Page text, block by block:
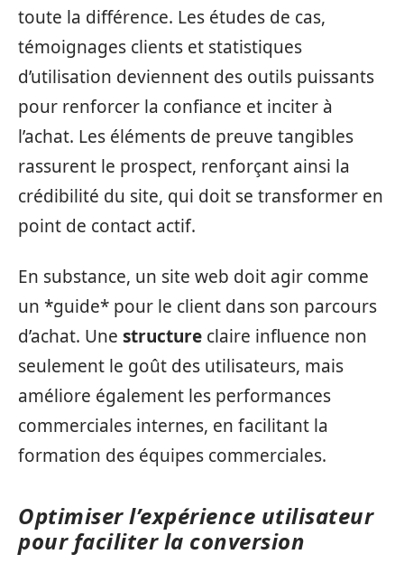
toute la différence. Les études de cas,
témoignages clients et statistiques
d’utilisation deviennent des outils puissants
pour renforcer la confiance et inciter à
l’achat. Les éléments de preuve tangibles
rassurent le prospect, renforçant ainsi la
crédibilité du site, qui doit se transformer en
point de contact actif.
En substance, un site web doit agir comme
un *guide* pour le client dans son parcours
d’achat. Une structure claire influence non
seulement le goût des utilisateurs, mais
améliore également les performances
commerciales internes, en facilitant la
formation des équipes commerciales.
Optimiser l’expérience utilisateur
pour faciliter la conversion